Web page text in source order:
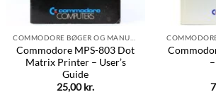
Commodore MPS-803 Dot
Matrix Printer – User’s
Guide
25,00kr.